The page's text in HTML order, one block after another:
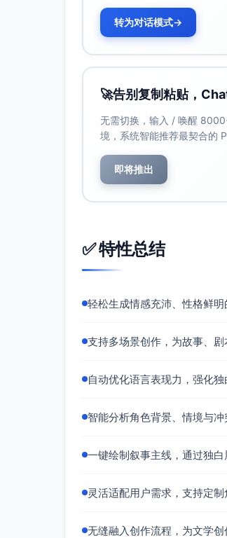
转为对话模式→
🚀告别复制粘贴，
无需切换，输入 / 唤醒
境，系统智能推荐最契合的
即将推出
✅ 特性总结
轻松生成情感充沛、性格鲜明
支持多场景创作，为故事、剧
自动优化语言表现力，强化
智能分析角色背景、情境与冲
一键绘制叙事主线，通过独白
灵活适配用户需求，支持定制
无缝融入创作流程，为文学创